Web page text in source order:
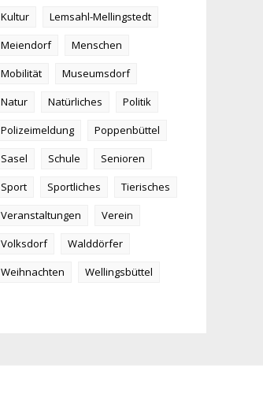
Kultur
Lemsahl-Mellingstedt
Meiendorf
Menschen
Mobilität
Museumsdorf
Natur
Natürliches
Politik
Polizeimeldung
Poppenbüttel
Sasel
Schule
Senioren
Sport
Sportliches
Tierisches
Veranstaltungen
Verein
Volksdorf
Walddörfer
Weihnachten
Wellingsbüttel